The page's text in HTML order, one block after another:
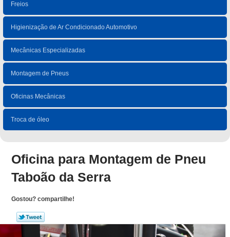
Freios
Higienização de Ar Condicionado Automotivo
Mecânicas Especializadas
Montagem de Pneus
Oficinas Mecânicas
Troca de óleo
Oficina para Montagem de Pneu
Taboão da Serra
Gostou? compartilhe!